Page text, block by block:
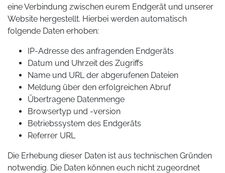
eine Verbindung zwischen eurem Endgerät und unserer
Website hergestellt. Hierbei werden automatisch
folgende Daten erhoben:
IP-Adresse des anfragenden Endgeräts
Datum und Uhrzeit des Zugriffs
Name und URL der abgerufenen Dateien
Meldung über den erfolgreichen Abruf
Übertragene Datenmenge
Browsertyp und -version
Betriebssystem des Endgeräts
Referrer URL
Die Erhebung dieser Daten ist aus technischen Gründen
notwendig. Die Daten können euch nicht zugeordnet